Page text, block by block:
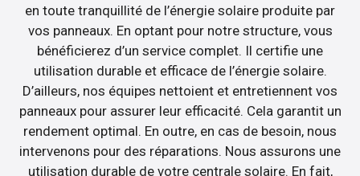
en toute tranquillité de l’énergie solaire produite par
vos panneaux. En optant pour notre structure, vous
bénéficierez d’un service complet. Il certifie une
utilisation durable et efficace de l’énergie solaire.
D’ailleurs, nos équipes nettoient et entretiennent vos
panneaux pour assurer leur efficacité. Cela garantit un
rendement optimal. En outre, en cas de besoin, nous
intervenons pour des réparations. Nous assurons une
utilisation durable de votre centrale solaire. En fait,